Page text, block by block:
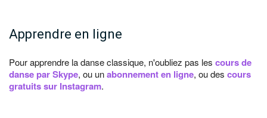
Apprendre en ligne
Pour apprendre la danse classique, n'oubliez pas les cours de
danse par Skype, ou unabonnement en ligne, ou des cours
gratuits sur Instagram.